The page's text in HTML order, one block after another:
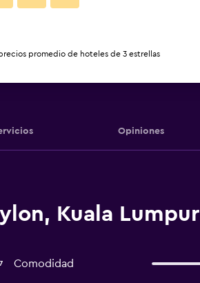
Opiniones
Kuala Lumpur
Comodidad
promedio de hoteles de 3 estrellas